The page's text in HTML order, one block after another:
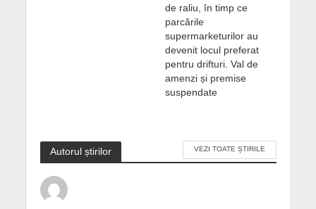
de raliu, în timp ce
parcările
supermarketurilor au
devenit locul preferat
pentru drifturi. Val de
amenzi și premise
suspendate
Autorul știrilor VEZI TOATE ȘTIRILE